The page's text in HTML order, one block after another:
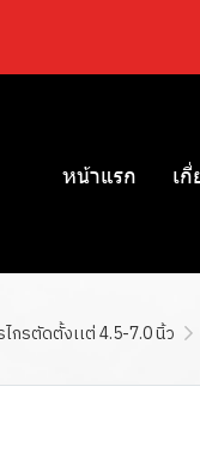
หน้าแรก เกี่
กรตัดตั้งเเต่ 4.5-7.0 นิ้ว